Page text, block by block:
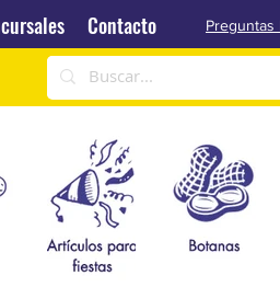
Contacto Preguntas
Contacto